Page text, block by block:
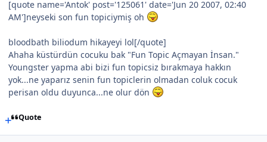
[quote name='Antok' post='125061' date='Jun 20 2007, 02:40
AM']neyseki son fun topiciymiş oh
bloodbath biliodum hikayeyi lol[/quote]
Ahaha küstürdün cocuku bak "Fun Topic Açmayan İnsan."
Youngster yapma abi bizi fun topicsiz bırakmaya hakkın
yok...ne yaparız senin fun topiclerin olmadan coluk cocuk
perisan oldu duyunca...ne olur dön
Quote